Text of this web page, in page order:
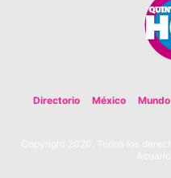
Directorio México Mundo